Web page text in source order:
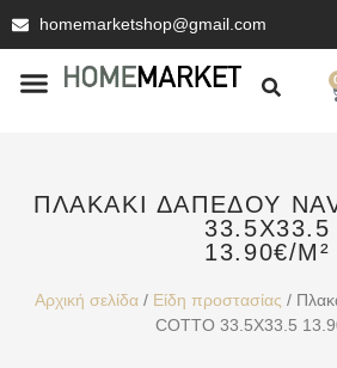
homemarketshop@gmail.com
ΠΛΑΚΆΚΙ ΔΑΠΈΔΟΥ
33.5X33.5
13.90€/M²
Αρχική σελίδα / Είδη προστασίας /
COTTO 33.5X33.5